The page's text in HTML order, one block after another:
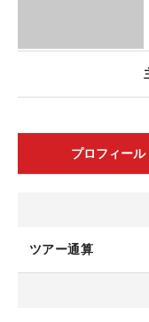
プロフィール
ツアー通算